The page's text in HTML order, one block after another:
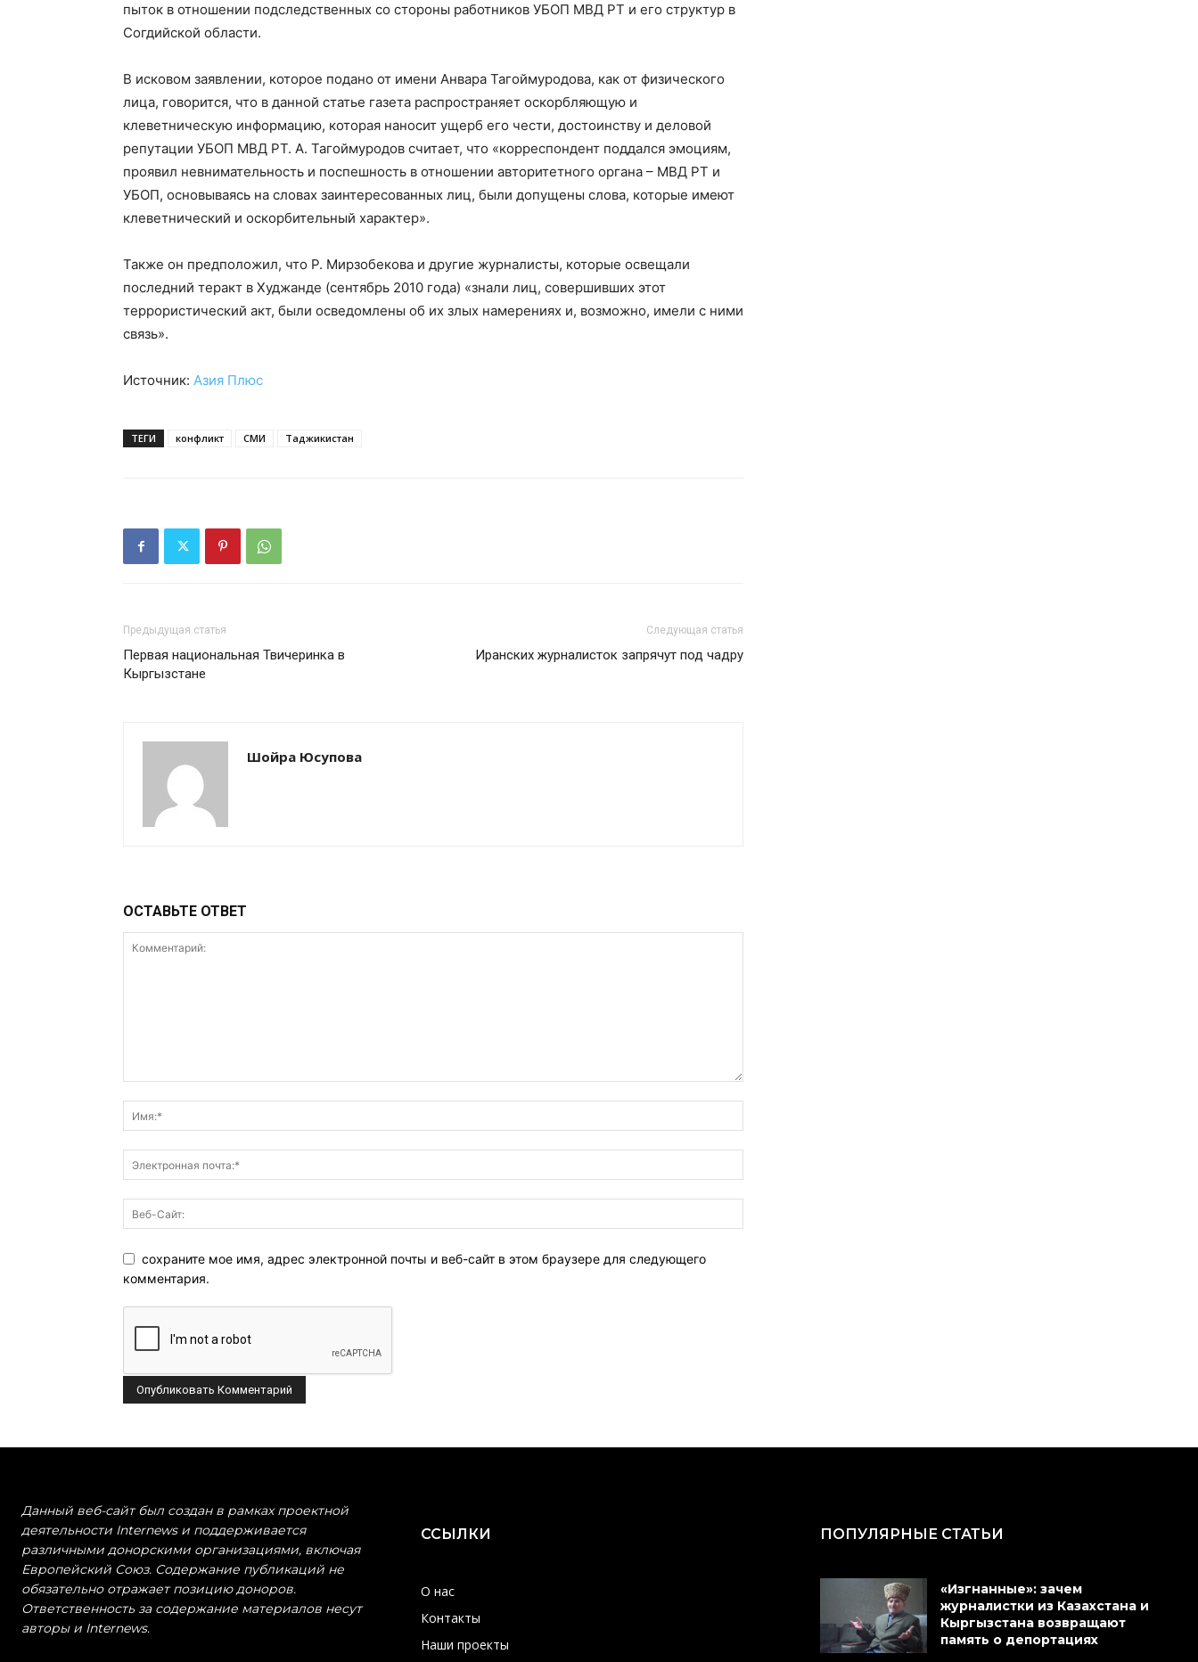
пыток в отношении подследственных со стороны работников УБОП МВД РТ и его структур в
Согдийской области.
В исковом заявлении, которое подано от имени Анвара Тагоймуродова, как от физического
лица, говорится, что в данной статье газета распространяет оскорбляющую и
клеветническую информацию, которая наносит ущерб его чести, достоинству и деловой
репутации УБОП МВД РТ. А. Тагоймуродов считает, что «корреспондент поддался эмоциям,
проявил невнимательность и поспешность в отношении авторитетного органа – МВД РТ и
УБОП, основываясь на словах заинтересованных лиц, были допущены слова, которые имеют
клеветнический и оскорбительный характер».
Также он предположил, что Р. Мирзобекова и другие журналисты, которые освещали
последний теракт в Худжанде (сентябрь 2010 года) «знали лиц, совершивших этот
террористический акт, были осведомлены об их злых намерениях и, возможно, имели с ними
связь».
Источник: Азия Плюс
ТЕГИ конфликт СМИ Таджикистан
Предыдущая статья
Первая национальная Твичеринка в
Кыргызстане
Следующая статья
Иранских журналисток запрячут под чадру
Шойра Юсупова
ОСТАВЬТЕ ОТВЕТ
сохраните мое имя, адрес электронной почты и веб-сайт в этом браузере для следующего
комментария.
Данный веб-сайт был создан в рамках проектной
деятельности Internews и поддерживается
различными донорскими организациями, включая
Европейский Союз. Содержание публикаций не
обязательно отражает позицию доноров.
Ответственность за содержание материалов несут
авторы и Internews.
ССЫЛКИ
О нас
Контакты
Наши проекты
ПОПУЛЯРНЫЕ СТАТЬИ
«Изгнанные»: зачем
журналистки из Казахстана и
Кыргызстана возвращают
память о депортациях